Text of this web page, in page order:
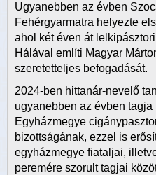
Ugyanebben az évben
Fehérgyarmatra helyezte
ahol két éven át
Hálával említi Magyar
szeretetteljes befogadását.
2024-ben hittanár-nevelő
ugyanebben az évben
Egyházmegye
bizottságának, ezzel is
egyházmegye fiataljai,
peremére szorult tagjai